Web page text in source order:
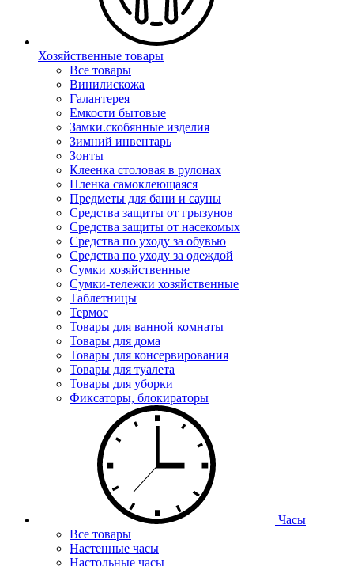
Хозяйственные товары
Все товары
Винилискожа
Галантерея
Емкости бытовые
Замки.скобянные изделия
Зимний инвентарь
Зонты
Клеенка столовая в рулонах
Пленка самоклеющаяся
Предметы для бани и сауны
Средства защиты от грызунов
Средства защиты от насекомых
Средства по уходу за обувью
Средства по уходу за одеждой
Сумки хозяйственные
Сумки-тележки хозяйственные
Таблетницы
Термос
Товары для ванной комнаты
Товары для дома
Товары для консервирования
Товары для туалета
Товары для уборки
Фиксаторы, блокираторы
Часы
Все товары
Настенные часы
Настольные часы